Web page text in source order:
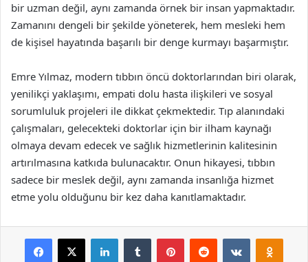
bir uzman değil, aynı zamanda örnek bir insan yapmaktadır.
Zamanını dengeli bir şekilde yöneterek, hem mesleki hem
de kişisel hayatında başarılı bir denge kurmayı başarmıştır.
Emre Yılmaz, modern tıbbın öncü doktorlarından biri olarak,
yenilikçi yaklaşımı, empati dolu hasta ilişkileri ve sosyal
sorumluluk projeleri ile dikkat çekmektedir. Tıp alanındaki
çalışmaları, gelecekteki doktorlar için bir ilham kaynağı
olmaya devam edecek ve sağlık hizmetlerinin kalitesinin
artırılmasına katkıda bulunacaktır. Onun hikayesi, tıbbın
sadece bir meslek değil, aynı zamanda insanlığa hizmet
etme yolu olduğunu bir kez daha kanıtlamaktadır.
Facebook
X LinkedInTumblr PinterestReddit VKontakte